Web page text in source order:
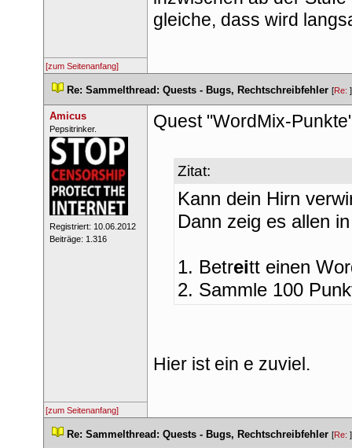
gleiche, dass wird
[zum Seitenanfang]
Re: Sammelthread: Quests - Bugs, Rechtschreibfehler [Re:
Amicu
​Pepsitrinker.
Registriert: 10.06.2012
Beiträge: 1.316
Quest "WordMix-
Zitat:
Kann dein Hirn
Dann zeig es allen
1. Betreitt einen
2. Sammle 100
Hier ist ein e zuviel.
[zum Seitenanfang]
Re: Sammelthread: Quests - Bugs, Rechtschreibfehler [Re: